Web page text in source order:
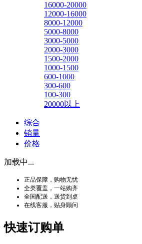
16000-20000
12000-16000
8000-12000
5000-8000
3000-5000
2000-3000
1500-2000
1000-1500
600-1000
300-600
100-300
20000以上
综合
销量
价格
加载中...
正品保障，购物无忧
全类覆盖，一站购齐
全国配送，送货到桌
在线客服，贴身顾问
快速订购单